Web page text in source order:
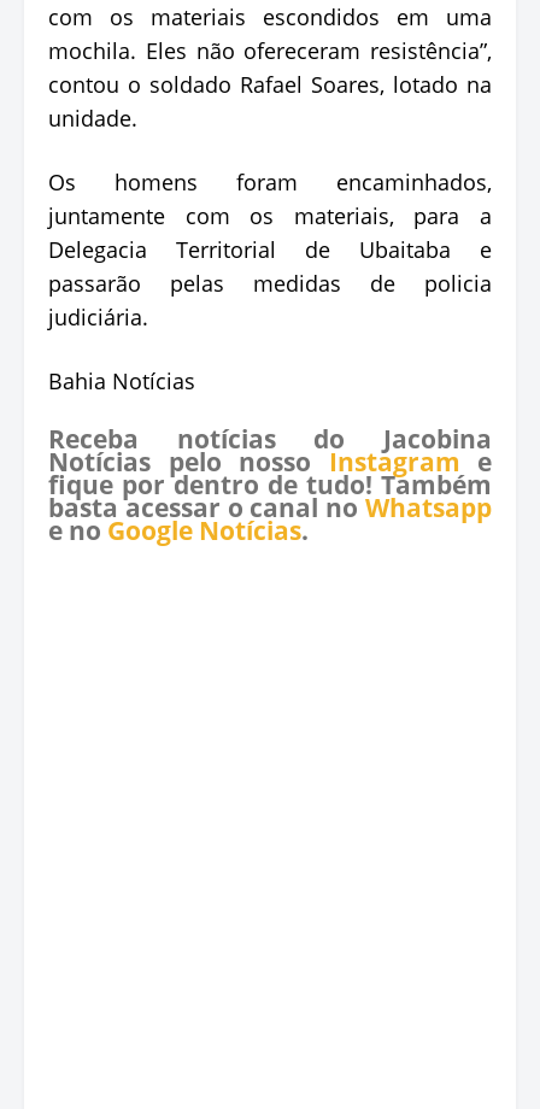
com os materiais escondidos em uma
mochila. Eles não ofereceram resistência”,
contou o soldado Rafael Soares, lotado na
unidade.
Os homens foram encaminhados,
juntamente com os materiais, para a
Delegacia Territorial de Ubaitaba e
passarão pelas medidas de policia
judiciária.
Bahia Notícias
Receba notícias do Jacobina
Notícias pelo nosso Instagram e
fique por dentro de tudo! Também
basta acessar o canal no Whatsapp
e no Google Notícias.